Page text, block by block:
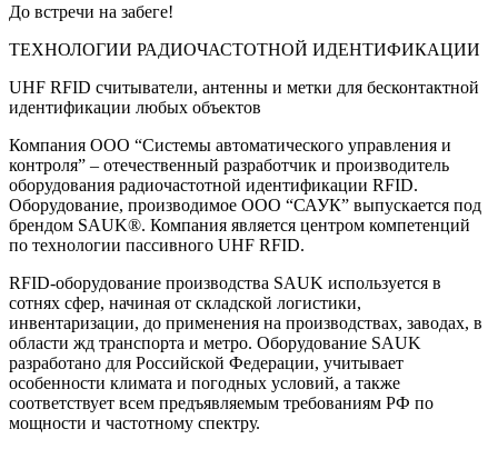
До встречи на забеге!
ТЕХНОЛОГИИ РАДИОЧАСТОТНОЙ ИДЕНТИФИКАЦИИ
UHF RFID считыватели, антенны и метки для бесконтактной
идентификации любых объектов
Компания ООО “Системы автоматического управления и
контроля” – отечественный разработчик и производитель
оборудования радиочастотной идентификации RFID.
Оборудование, производимое ООО “САУК” выпускается под
брендом SAUK®. Компания является центром компетенций
по технологии пассивного UHF RFID.
RFID-оборудование производства SAUK используется в
сотнях сфер, начиная от складской логистики,
инвентаризации, до применения на производствах, заводах, в
области жд транспорта и метро. Оборудование SAUK
разработано для Российской Федерации, учитывает
особенности климата и погодных условий, а также
соответствует всем предъявляемым требованиям РФ по
мощности и частотному спектру.